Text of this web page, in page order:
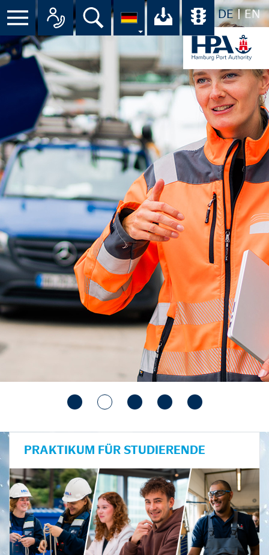
DE EN
Menü Alle Ansprechpartner im
Suche Ihr Download-
PRAKTIKUM FÜR STUDIERENDE